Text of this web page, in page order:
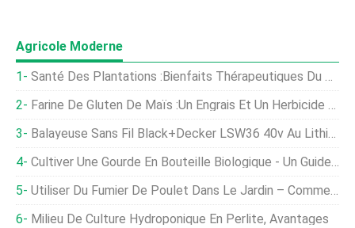
Agricole Moderne
Santé Des Plantations :bienfaits Thérapeutiques Du Jardinage
Farine De Gluten De Maïs :un Engrais Et Un Herbicide Naturel
Balayeuse Sans Fil Black+Decker LSW36 40v Au Lithium-Ion :est-Ce Que Ça Marche ?
Cultiver Une Gourde En Bouteille Biologique - Un Guide De Plantation
Utiliser Du Fumier De Poulet Dans Le Jardin – Comme Engrais
Milieu De Culture Hydroponique En Perlite, Avantages